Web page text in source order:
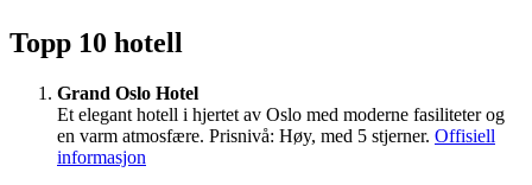
Topp 10 hotell
Grand Oslo Hotel
Et elegant hotell i hjertet av Oslo med moderne fasiliteter og
en varm atmosfære. Prisnivå: Høy, med 5 stjerner. Offisiell
informasjon